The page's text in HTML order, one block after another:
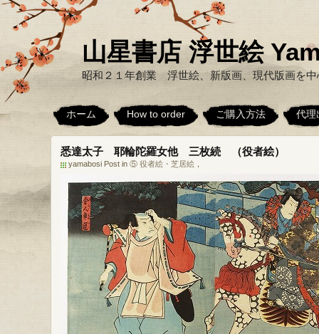
山星書店 浮世絵
昭和２１年創業 浮世絵、新版画、現代版画を
ホーム How to order ご購入方法 代理
悉達太子 耶輪陀羅女他 三枚続 （役者絵）
yamabosi Post in ⑤ 役者絵・芝居絵 ，